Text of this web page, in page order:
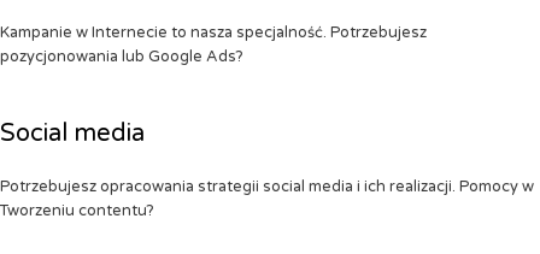
Kampanie w Internecie to nasza specjalność. Potrzebujesz
pozycjonowania lub Google Ads?
Social media
Potrzebujesz opracowania strategii social media i ich realizacji. Pomocy w
Tworzeniu contentu?